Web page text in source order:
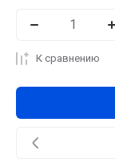
К сравнению